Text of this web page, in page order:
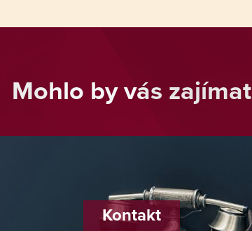
Mohlo by vás zajímat
Kontakt